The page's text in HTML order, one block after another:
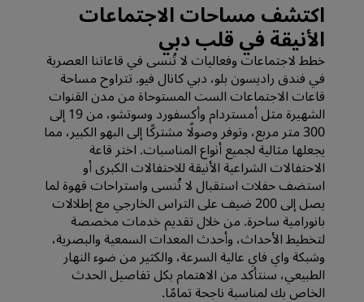
اكتشف مساحات الاجتماعات
الأنيقة في قلب دبي
خطط لاجتماعات وفعاليات لا تُنسى في قاعاتنا العصرية
في فندق راديسون بلو، دبي كانال فيو. تتراوح مساحة
قاعات الاجتماعات الست المستوحاة من مدن القنوات
الشهيرة مثل أمستردام وأكسفورد وسوتشو، من 19 إلى
300 متر مربع، وتوفر وصولًا مشتركًا إلى البهو الكبير، مما
يجعلها مثالية لجميع أنواع المناسبات. اختر قاعة
الاحتفالات الشراعية الأنيقة للاحتفالات الكبرى أو
استضف حفلات استقبال لا تُنسى واستراحات قهوة لما
يصل إلى 200 ضيف على التراس الخارجي مع إطلالات
بانورامية ساحرة. من خلال تقديم خدمات مخصصة
لتخطيط الأحداث، وأحدث المعدات السمعية والبصرية،
وشبكة واي فاي عالية السرعة، والكثير من ضوء النهار
الطبيعي، سنتأكد من الاهتمام بكل تفاصيل الحدث
الخاص بك لمناسبة ناجحة تمامًا.